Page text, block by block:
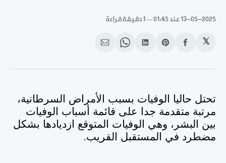
13-05-2025 عند 01:45 1 دقيقة قراءة
𝕏
انشر
الفيسبوك
Share
Pinterest
انشر
لينكد
Share
WhatsApp
انشر
الإيميل
تحتل حاليا الوفيات بسبب الأمراض السرطانية،
مرتبة متقدمة جدا على قائمة أسباب الوفيات
بين البشر، وهي الوفيات المتوقع ازديادها بشكل
مضطرد في المستقبل القريب.